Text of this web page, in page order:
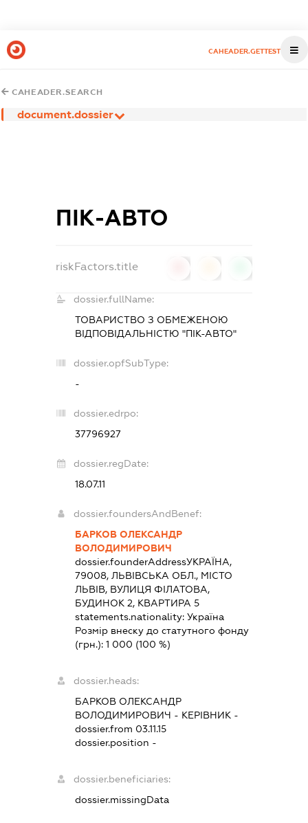
CAHEADER.GETTEST
CAHEADER.SEARCH
document.dossier
ПІК-АВТО
riskFactors.title
dossier.fullName:
ТОВАРИСТВО З ОБМЕЖЕНОЮ
ВІДПОВІДАЛЬНІСТЮ "ПІК-АВТО"
dossier.opfSubType:
-
dossier.edrpo:
37796927
dossier.regDate:
18.07.11
dossier.foundersAndBenef:
БАРКОВ ОЛЕКСАНДР
ВОЛОДИМИРОВИЧ
dossier.founderAddressУКРАЇНА,
79008, ЛЬВІВСЬКА ОБЛ., МІСТО
ЛЬВІВ, ВУЛИЦЯ ФІЛАТОВА,
БУДИНОК 2, КВАРТИРА 5
statements.nationality:Україна
Розмір внеску до статутного фонду
(грн.):1 000 (100 %)
dossier.heads:
БАРКОВ ОЛЕКСАНДР
ВОЛОДИМИРОВИЧ - КЕРІВНИК -
dossier.from 03.11.15
dossier.position -
dossier.beneficiaries:
dossier.missingData